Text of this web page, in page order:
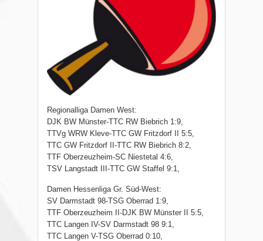
Regionalliga Damen West:
DJK BW Münster-TTC RW Biebrich 1:9,
TTVg WRW Kleve-TTC GW Fritzdorf II 5:5,
TTC GW Fritzdorf II-TTC RW Biebrich 8:2,
TTF Oberzeuzheim-SC Niestetal 4:6,
TSV Langstadt III-TTC GW Staffel 9:1,
Damen Hessenliga Gr. Süd-West:
SV Darmstadt 98-TSG Oberrad 1:9,
TTF Oberzeuzheim II-DJK BW Münster II 5:5,
TTC Langen IV-SV Darmstadt 98 9:1,
TTC Langen V-TSG Oberrad 0:10,